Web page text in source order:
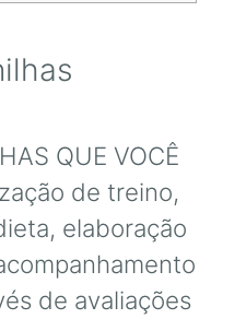
QUE VOCÊ
de treino,
elaboração
de avaliações